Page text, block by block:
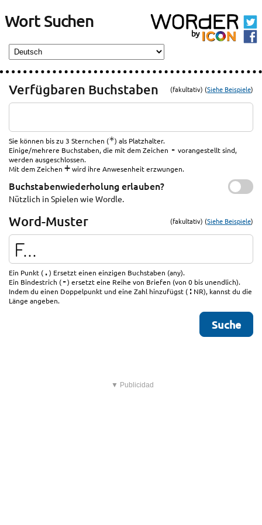
Wort Suchen
Verfügbaren Buchstaben (fakultativ) (Siehe Beispiele)
Sie können bis zu 3 Sternchen (*) als Platzhalter.
Einige/mehrere Buchstaben, die mit dem Zeichen - vorangestellt sind,
werden ausgeschlossen.
Mit dem Zeichen +wird ihre Anwesenheit erzwungen.
Buchstabenwiederholung erlauben?
Nützlich in Spielen wie Wordle.
Word-Muster (fakultativ) (Siehe Beispiele)
Ein Punkt (.) Ersetzt einen einzigen Buchstaben (any).
Ein Bindestrich (-) ersetzt eine Reihe von Briefen (von 0 bis unendlich).
Indem du einen Doppelpunkt und eine Zahl hinzufügst (: NR), kannst du die
Länge angeben.
▼ Publicidad